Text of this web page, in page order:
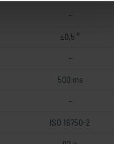
-
±0,5 °
-
500 ms
-
ISO 16750-2